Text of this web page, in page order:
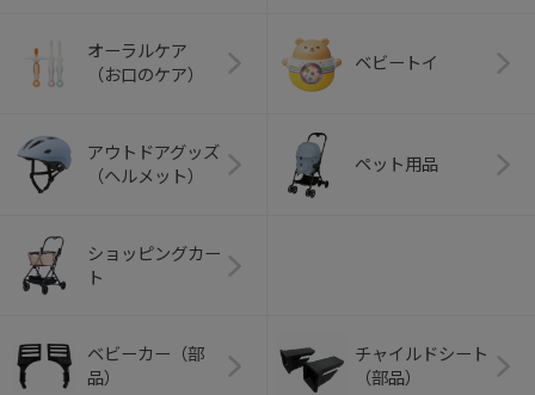
オーラルケア
（お口のケア）
ベビートイ
アウトドアグッズ
（ヘルメット）
ペット用品
ショッピングカー
ト
ベビーカー（部
品）
チャイルドシート
（部品）